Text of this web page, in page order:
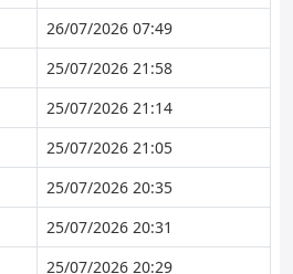
26/07/2026 07:49
25/07/2026 21:58
25/07/2026 21:14
25/07/2026 21:05
25/07/2026 20:35
25/07/2026 20:31
25/07/2026 20:29